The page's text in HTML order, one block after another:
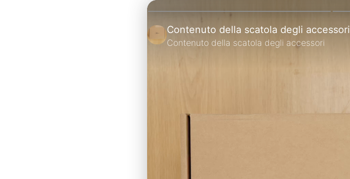
Contenuto della scatola degli accessori
Contenuto della scatola degli accessori